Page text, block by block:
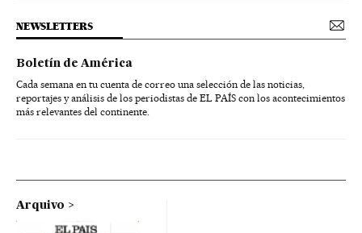
NEWSLETTERS
Boletín de América
Cada semana en tu cuenta de correo una selección de las noticias,
reportajes y análisis de los periodistas de EL PAÍS con los acontecimientos
más relevantes del continente.
Arquivo